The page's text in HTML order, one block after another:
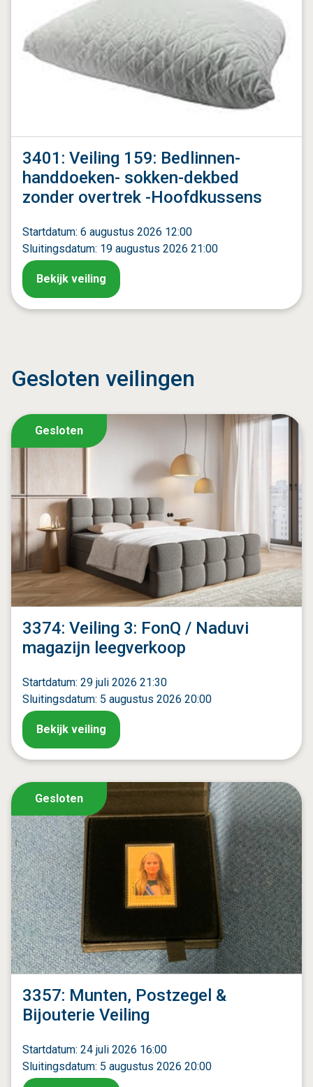
3401: Veiling 159: Bedlinnen-
handdoeken- sokken-dekbed
zonder overtrek -Hoofdkussens
Startdatum: 6 augustus 2026 12:00
Sluitingsdatum: 19 augustus 2026 21:00
Bekijk veiling
Gesloten veilingen
3374: Veiling 3: FonQ / Naduvi
magazijn leegverkoop
Startdatum: 29 juli 2026 21:30
Sluitingsdatum: 5 augustus 2026 20:00
Gesloten
Bekijk veiling
3357: Munten, Postzegel &
Bijouterie Veiling
Startdatum: 24 juli 2026 16:00
Sluitingsdatum: 5 augustus 2026 20:00
Gesloten